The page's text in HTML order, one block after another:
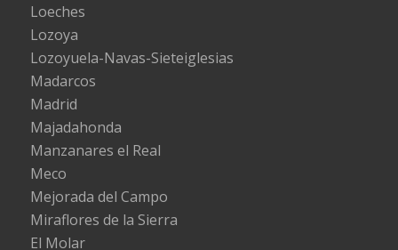
Loeches
Lozoya
Lozoyuela-Navas-Sieteiglesias
Madarcos
Madrid
Majadahonda
Manzanares el Real
Meco
Mejorada del Campo
Miraflores de la Sierra
El Molar